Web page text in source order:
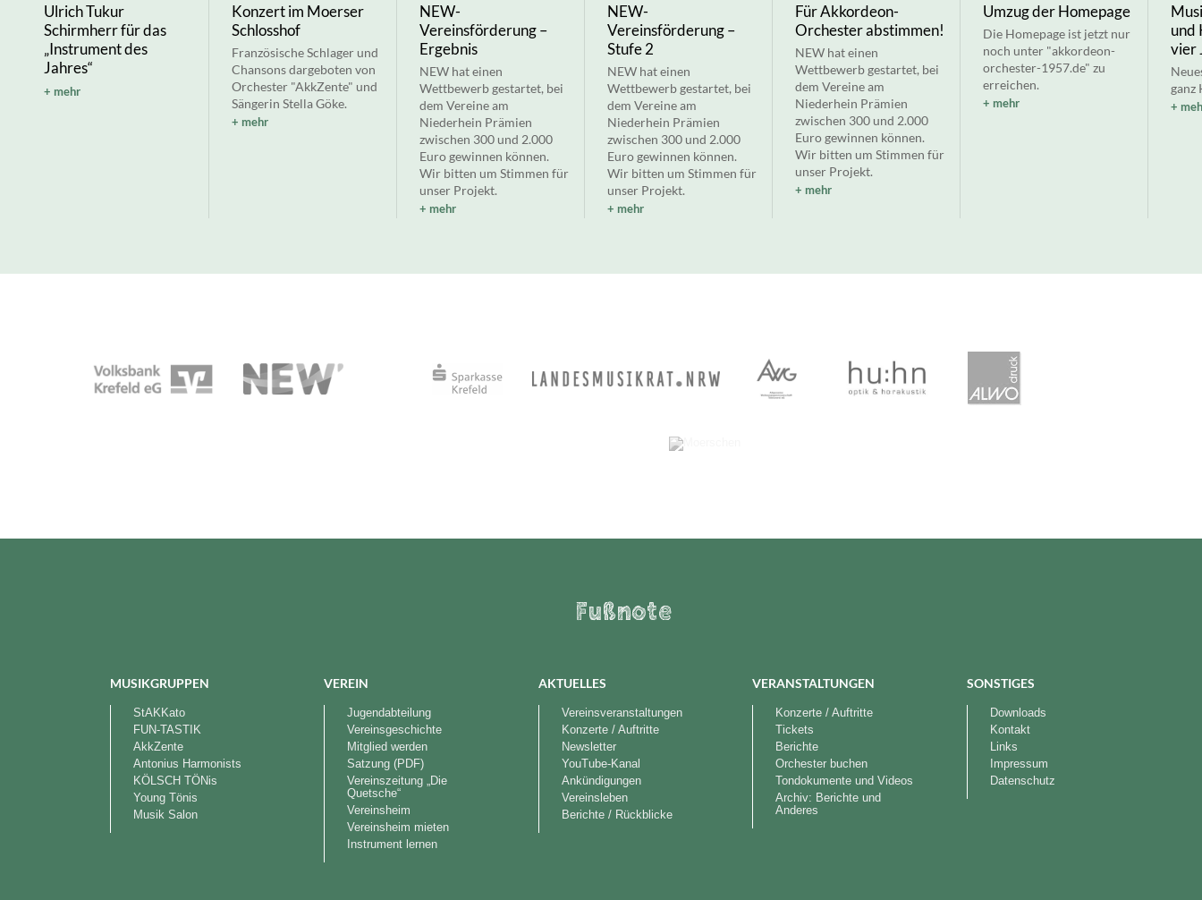
Ulrich Tukur
Schirmherr für das
„Instrument des
Jahres“
mehr
Konzert im Moerser
Schlosshof
Französische Schlager und
Chansons dargeboten von
Orchester "AkkZente" und
Sängerin Stella Göke.
mehr
NEW-
Vereinsförderung –
Ergebnis
NEW hat einen
Wettbewerb gestartet, bei
dem Vereine am
Niederhein Prämien
zwischen 300 und 2.000
Euro gewinnen können.
Wir bitten um Stimmen für
unser Projekt.
mehr
NEW-
Vereinsförderung –
Stufe 2
NEW hat einen
Wettbewerb gestartet, bei
dem Vereine am
Niederhein Prämien
zwischen 300 und 2.000
Euro gewinnen können.
Wir bitten um Stimmen für
unser Projekt.
mehr
Für Akkordeon-
Orchester abstimmen!
NEW hat einen
Wettbewerb gestartet, bei
dem Vereine am
Niederhein Prämien
zwischen 300 und 2.000
Euro gewinnen können.
Wir bitten um Stimmen für
unser Projekt.
mehr
Umzug der Homepage
Die Homepage ist jetzt nur
noch unter "akkordeon-
orchester-1957.de" zu
erreichen.
mehr
und
vier
ganz
Fußnote
MUSIKGRUPPEN
StAKKato
FUN-TASTIK
AkkZente
Antonius Harmonists
KÖLSCH TÖNis
Young Tönis
Musik Salon
VEREIN
Jugendabteilung
Vereinsgeschichte
Mitglied werden
Satzung (PDF)
Vereinszeitung „Die
Quetsche“
Vereinsheim
Vereinsheim mieten
Instrument lernen
AKTUELLES
Vereinsveranstaltungen
Konzerte / Auftritte
Newsletter
YouTube-Kanal
Ankündigungen
Vereinsleben
Berichte / Rückblicke
VERANSTALTUNGEN
Konzerte / Auftritte
Tickets
Berichte
Orchester buchen
Tondokumente und Videos
Archiv: Berichte und
Anderes
SONSTIGES
Downloads
Kontakt
Links
Impressum
Datenschutz